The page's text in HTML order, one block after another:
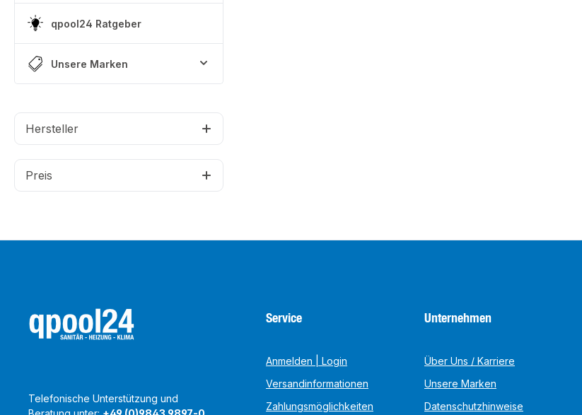
qpool24 Ratgeber
Unsere Marken
Hersteller
Preis
Telefonische Unterstützung und
Service
Anmelden | Login
Versandinformationen
Zahlungsmöglichkeiten
Unternehmen
Über Uns / Karriere
Unsere Marken
Datenschutzhinweise